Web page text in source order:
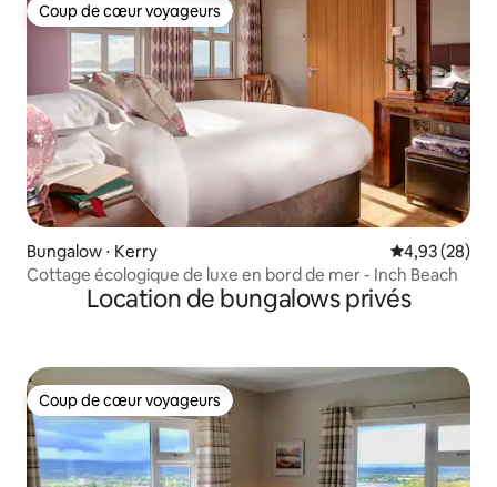
Coup de cœur voyageurs
Coup de cœur voyageurs
Bungalow ⋅ Kerry Évaluation
4,93 (28)
Cottage écologique de luxe en bord de mer - Inch Beach
Location de bungalows privés
Coup de cœur voyageurs
Coup de cœur voyageurs